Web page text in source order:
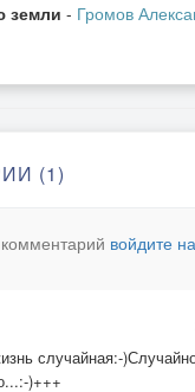
земли - Громов
(1)
войдите
случайная:-
)+++